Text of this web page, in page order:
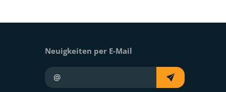
Neuigkeiten per E-Mail
Ihre E-Mail